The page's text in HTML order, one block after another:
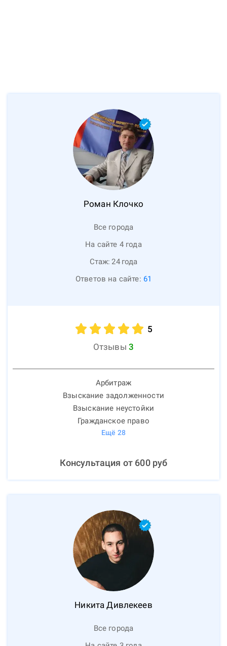
Роман Клочко
Все города
На сайте 4 года
Стаж: 24 года
Ответов на сайте: 61
5
Отзывы 3
Арбитраж
Взыскание задолженности
Взыскание неустойки
Гражданское право
Ещё 28
Консультация от 600руб
Никита Дивлекеев
Все города